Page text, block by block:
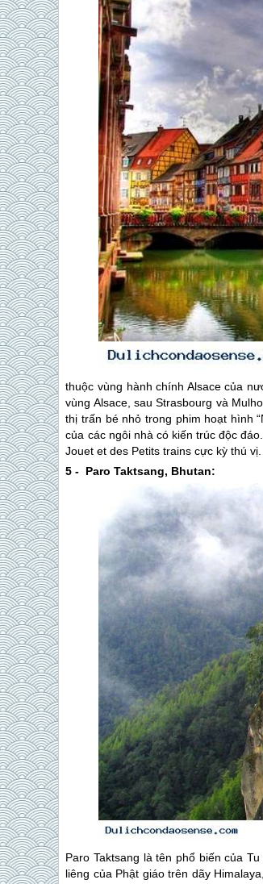
thuộc vùng hành chính Alsace của
vùng Alsace, sau Strasbourg và
thị trấn bé nhỏ trong phim hoạt hình
của các ngôi nhà có kiến trúc độc
Jouet et des Petits trains cực kỳ thú vị.
5 - Paro Taktsang, Bhutan:
Paro Taktsang là tên phổ biến của
liêng của Phật giáo trên dãy